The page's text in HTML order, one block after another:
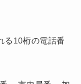
る10桁の電話番